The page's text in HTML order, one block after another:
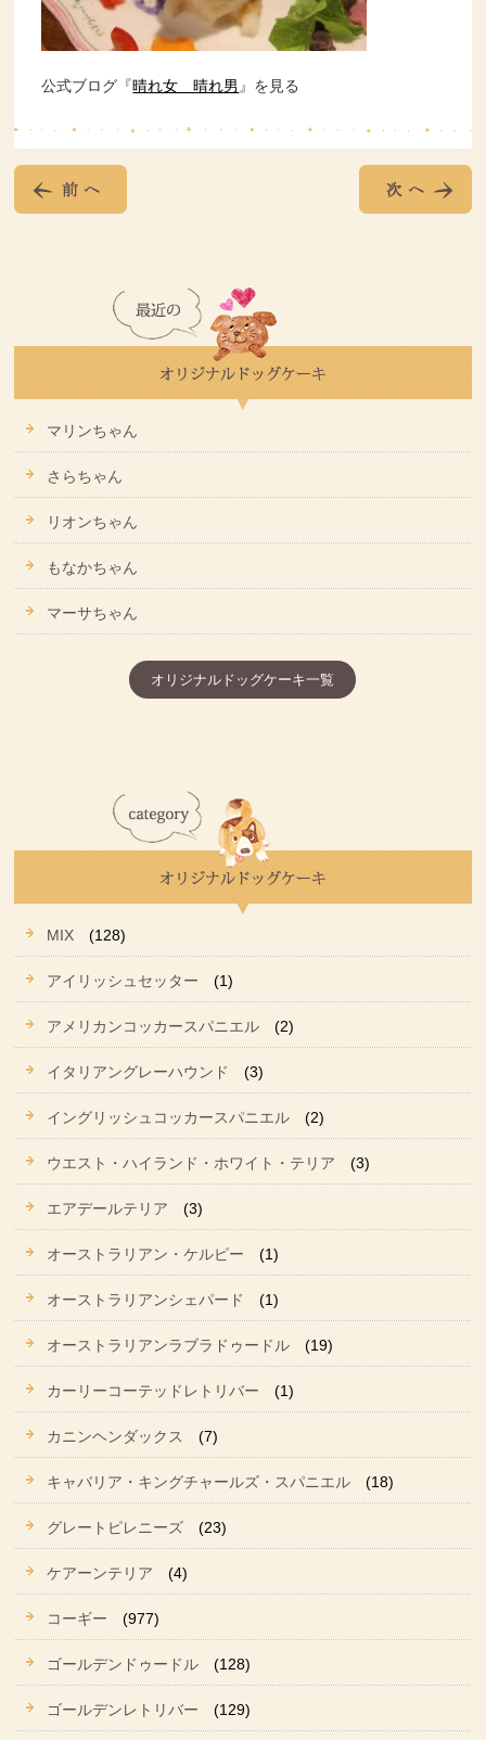
公式ブログ『晴れ女 晴れ男 』を見る
マリンちゃん
さらちゃん
リオンちゃん
もなかちゃん
マーサちゃん
オリジナルドッグケーキ一覧
MIX (128)
アイリッシュセッター (1)
アメリカンコッカースパニエル (2)
イタリアングレーハウンド (3)
イングリッシュコッカースパニエル (2)
ウエスト・ハイランド・ホワイト・テリア (3)
エアデールテリア (3)
オーストラリアン・ケルピー (1)
オーストラリアンシェパード (1)
オーストラリアンラブラドゥードル (19)
カーリーコーテッドレトリバー (1)
カニンヘンダックス (7)
キャバリア・キングチャールズ・スパニエル (18)
グレートピレニーズ (23)
ケアーンテリア (4)
コーギー (977)
ゴールデンドゥードル (128)
ゴールデンレトリバー (129)